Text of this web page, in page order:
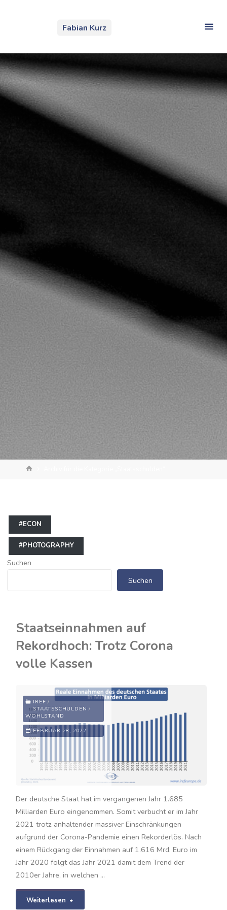
Fabian Kurz
#ECON
#PHOTOGRAPHY
Suchen
Suchen
Staatseinnahmen auf
Rekordhoch: Trotz Corona
volle Kassen
IREF /
STAATSSCHULDEN /
WOHLSTAND
FEBRUAR 28, 2022
Der deutsche Staat hat im vergangenen Jahr 1.685
Milliarden Euro eingenommen. Somit verbucht er im Jahr
2021 trotz anhaltender massiver Einschränkungen
aufgrund der Corona-Pandemie einen Rekorderlös. Nach
einem Rückgang der Einnahmen auf 1.616 Mrd. Euro im
Jahr 2020 folgt das Jahr 2021 damit dem Trend der
2010er Jahre, in welchen …
Weiterlesen